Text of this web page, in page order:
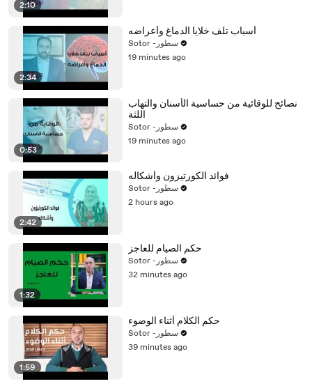
2:10
2:34
أسباب تلف خلايا الدماغ وأعراضه
Sotor -سطور
19 minutes ago
0:53
نصائح للوقائية من حساسية الأسنان والتهاب
اللثة
Sotor -سطور
19 minutes ago
2:42
فوائد الكورتيزون وأشكاله
Sotor -سطور
2 hours ago
1:32
حكم الصيام للعاجز
Sotor -سطور
32 minutes ago
1:59
حكم الكلام أثناء الوضوء
Sotor -سطور
39 minutes ago